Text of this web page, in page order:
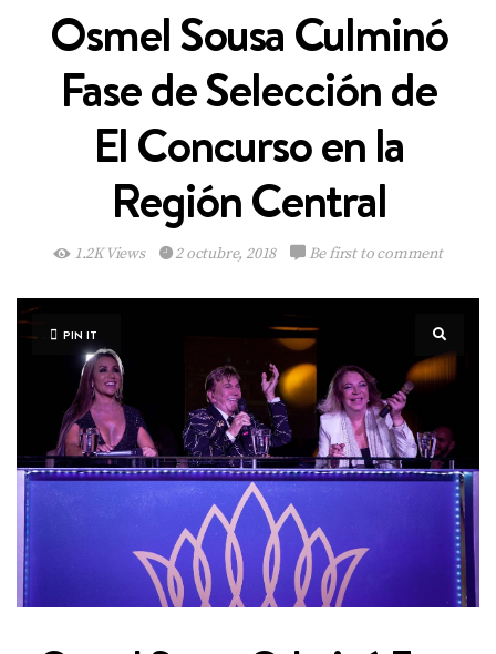
Osmel Sousa Culminó
Fase de Selección de
El Concurso en la
Región Central
1.2K Views 2 octubre, 2018 Be first to comment
PIN IT